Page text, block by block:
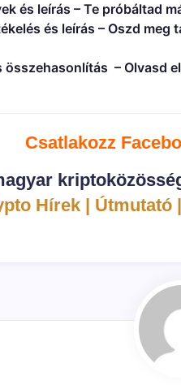
és leírás – Te próbáltad
és leírás – Oszd meg
összehasonlítás – Olvasd
Csatlakozz
Hírek | Útmutató